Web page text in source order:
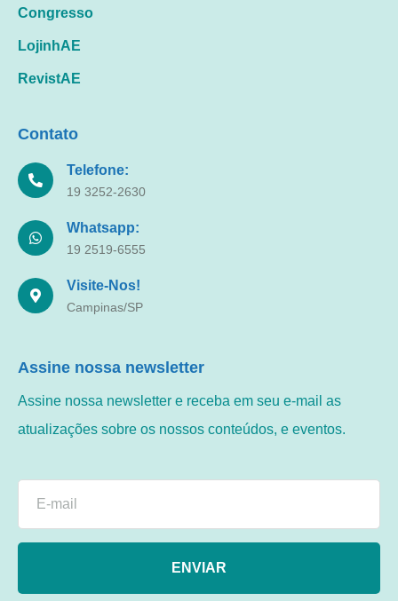
Congresso
LojinhAE
RevistAE
Contato
Telefone:
19 3252-2630
Whatsapp:
19 2519-6555
Visite-Nos!
Campinas/SP
Assine nossa newsletter
Assine nossa newsletter e receba em seu e-mail as
atualizações sobre os nossos conteúdos, e eventos.
ENVIAR